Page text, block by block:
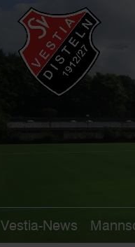
Vestia-News